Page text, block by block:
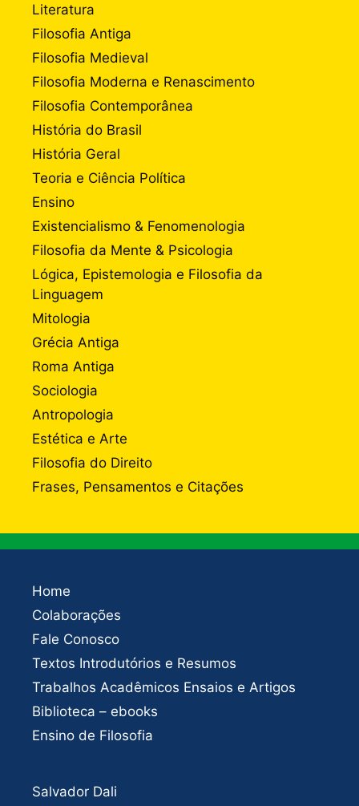
Literatura
Filosofia Antiga
Filosofia Medieval
Filosofia Moderna e Renascimento
Filosofia Contemporânea
História do Brasil
História Geral
Teoria e Ciência Política
Ensino
Existencialismo & Fenomenologia
Filosofia da Mente & Psicologia
Lógica, Epistemologia e Filosofia da
Linguagem
Mitologia
Grécia Antiga
Roma Antiga
Sociologia
Antropologia
Estética e Arte
Filosofia do Direito
Frases, Pensamentos e Citações
Home
Colaborações
Fale Conosco
Textos Introdutórios e Resumos
Trabalhos Acadêmicos Ensaios e Artigos
Biblioteca – ebooks
Ensino de Filosofia
Salvador Dali